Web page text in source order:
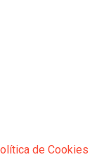
de Cookies